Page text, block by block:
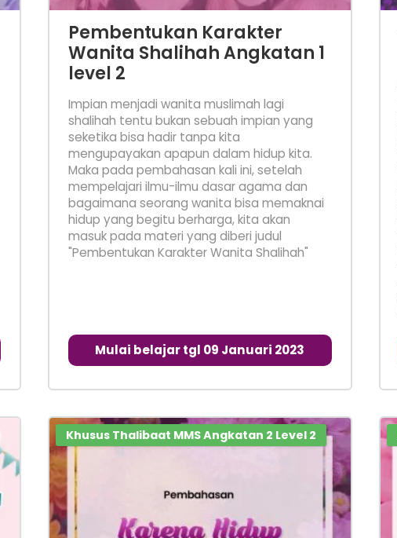
Pembentukan Karakter
Wanita Shalihah Angkatan 1
level 2
Impian menjadi wanita muslimah lagi
shalihah tentu bukan sebuah impian yang
seketika bisa hadir tanpa kita
mengupayakan apapun dalam hidup kita.
Maka pada pembahasan kali ini, setelah
mempelajari ilmu-ilmu dasar agama dan
bagaimana seorang wanita bisa memaknai
hidup yang begitu berharga, kita akan
masuk pada materi yang diberi judul
"Pembentukan Karakter Wanita Shalihah"
Mulai belajar tgl 09 Januari 2023
Khusus Thalibaat MMS Angkatan 2 Level 2